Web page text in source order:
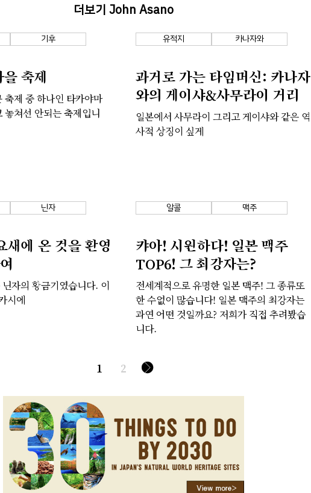
더보기 John Asano
기후
축제
축제 중 하나인 타카야마
놓쳐선 안되는 축제입니
유적지 카나자와
과거로 가는 타임머신: 카나자
와의 게이샤&사무라이 거리
일본에서 사무라이 그리고 게이샤와 같은 역
사적 상징이 싶게
닌자
새에 온 것을 환영
자의 황금기였습니다. 이
시에
알콜 맥주
캬아! 시원하다! 일본 맥주
TOP6! 그 최강자는?
전세계적으로 유명한 일본 맥주! 그 종류또
한 수없이 많습니다! 일본 맥주의 최강자는
과연 어떤 것일까요? 저희가 직접 추려봤습
니다.
1 2